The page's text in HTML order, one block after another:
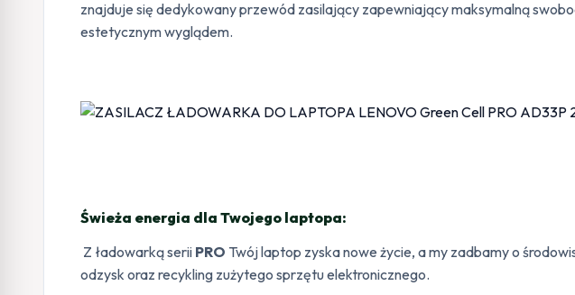
znajduje się dedykowany przewód zasilający zapewniający maksymalną
estetycznym wyglądem.
Świeża energia dla Twojego laptopa:
Z ładowarką serii PRO Twój laptop zyska nowe życie, a my zadbamy o
odzysk oraz recykling zużytego sprzętu elektronicznego.